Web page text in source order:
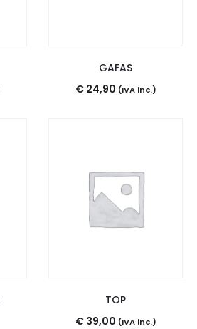
GAFAS
€24,90 (IVA inc.)
TOP
€39,00 (IVA inc.)